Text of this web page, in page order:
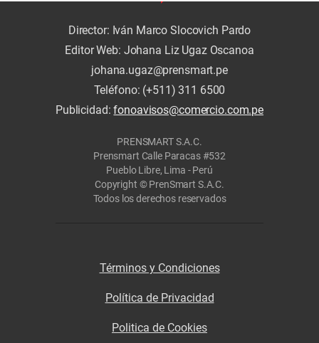
Director: Iván Marco Slocovich Pardo
Editor Web: Johana Liz Ugaz Oscanoa
johana.ugaz@prensmart.pe
Teléfono: (+511) 311 6500
Publicidad:fonoavisos@comercio.com.pe
PRENSMART S.A.C.
Prensmart Calle Paracas #532
Pueblo Libre, Lima - Perú
Copyright © PrenSmart S.A.C.
Todos los derechos reservados
Términos y Condiciones
Política de Privacidad
Politica de Cookies